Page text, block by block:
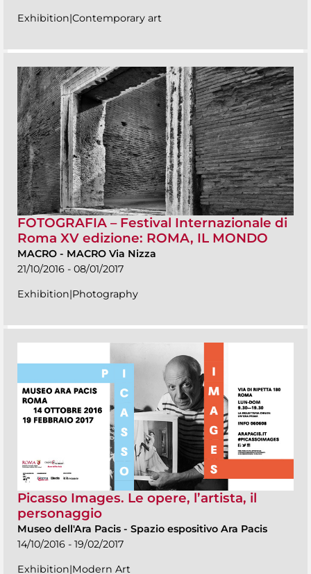
Exhibition|Contemporary art
FOTOGRAFIA – Festival Internazionale di
Roma XV edizione: ROMA, IL MONDO
MACRO - MACRO Via Nizza
21/10/2016 - 08/01/2017
Exhibition|Photography
Picasso Images. Le opere, l’artista, il
personaggio
Museo dell'Ara Pacis - Spazio espositivo Ara Pacis
14/10/2016 - 19/02/2017
Exhibition|Modern Art